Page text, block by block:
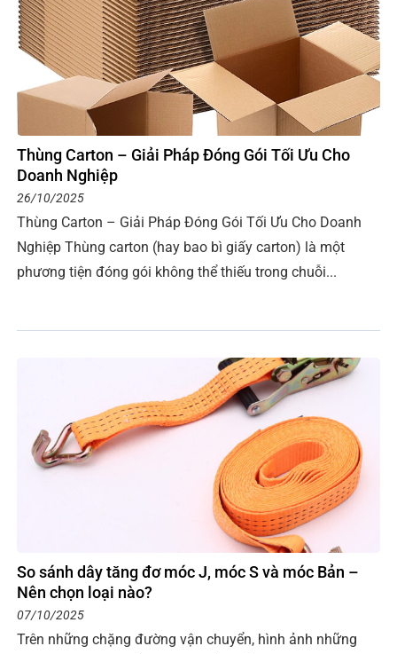
Thùng Carton – Giải Pháp Đóng Gói Tối Ưu Cho
Doanh Nghiệp
26/10/2025
Thùng Carton – Giải Pháp Đóng Gói Tối Ưu Cho Doanh
Nghiệp Thùng carton (hay bao bì giấy carton) là một
phương tiện đóng gói không thể thiếu trong chuỗi...
So sánh dây tăng đơ móc J, móc S và móc Bản –
Nên chọn loại nào?
07/10/2025
Trên những chặng đường vận chuyển, hình ảnh những